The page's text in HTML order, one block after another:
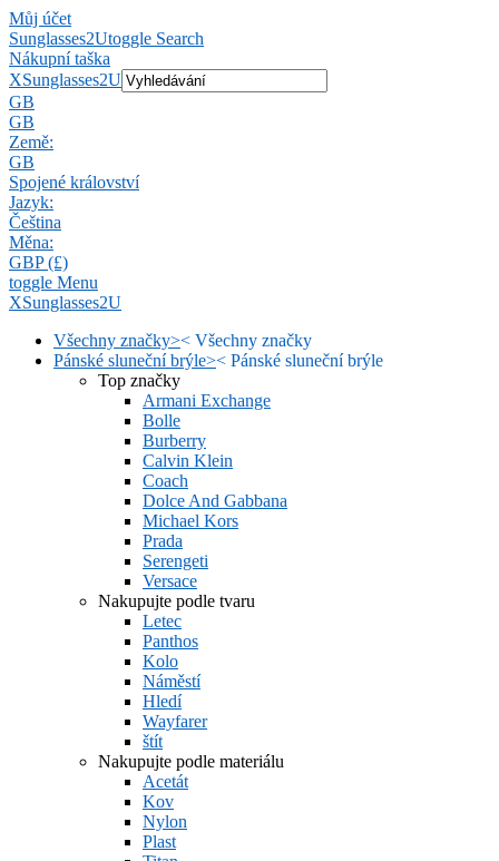
Můj účet
Sunglasses2Utoggle Search
Nákupní taška
XSunglasses2U
GB
GB
Země:
GB
Spojené království
Jazyk:
Čeština
Měna:
GBP (£)
toggle Menu
XSunglasses2U
Všechny značky>< Všechny značky
Pánské sluneční brýle>< Pánské sluneční brýle
Top značky
Armani Exchange
Bolle
Burberry
Calvin Klein
Coach
Dolce And Gabbana
Michael Kors
Prada
Serengeti
Versace
Nakupujte podle tvaru
Letec
Panthos
Kolo
Náměstí
Hledí
Wayfarer
štít
Nakupujte podle materiálu
Acetát
Kov
Nylon
Plast